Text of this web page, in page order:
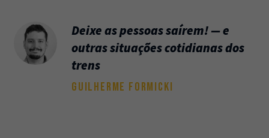
Deixe as pessoas saírem! — e
outras situações cotidianas dos
trens
GUILHERME FORMICKI